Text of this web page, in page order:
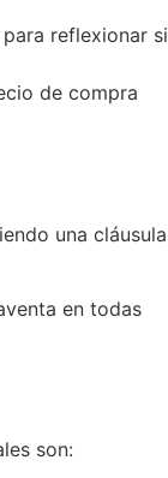
reflexionar si
de compra
una cláusula
en todas
son: